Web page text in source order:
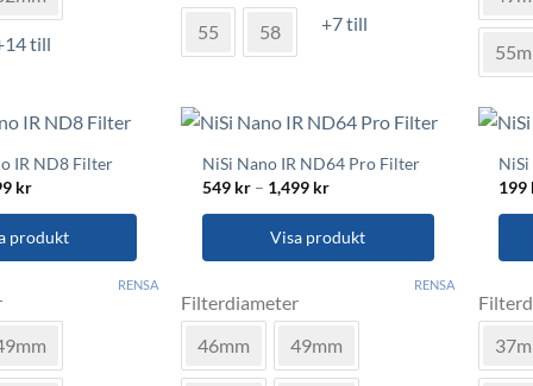
till
flera
varianter.
alternativen
väljas
produktsidan
55 58 +7 till
har
flera
olika
kan
IR ND8 Filter
krPrisintervall:
till
1,499 kr
produkt
RENSA
NiSi Nano IR ND64 Pro Filter
549 kr – 1,499 krPrisintervall:
till
1,499 kr
Visa produkt
här
har
Filterdiameter
46mm
49mm
RENSA
199
här
har